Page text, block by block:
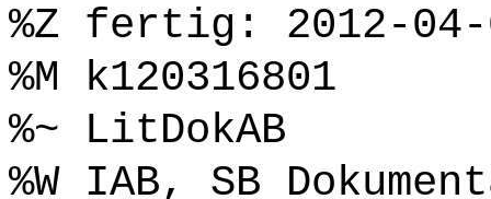
%Z fertig: 2012-04-
%M k120316801
%~ LitDokAB
%W IAB, SB